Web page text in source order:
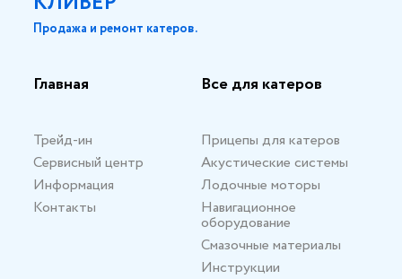
Продажа и ремонт катеров.
Главная
Трейд-ин
Сервисный центр
Информация
Контакты
Все для катеров
Прицепы для катеров
Акустические системы
Лодочные моторы
Навигационное
оборудование
Смазочные материалы
Инструкции